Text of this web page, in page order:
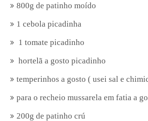
800g de patinho moído
1 cebola picadinha
1 tomate picadinho
hortelã a gosto picadinho
temperinhos a gosto ( usei sal e
para o recheio mussarela em fatia a
200g de patinho crú